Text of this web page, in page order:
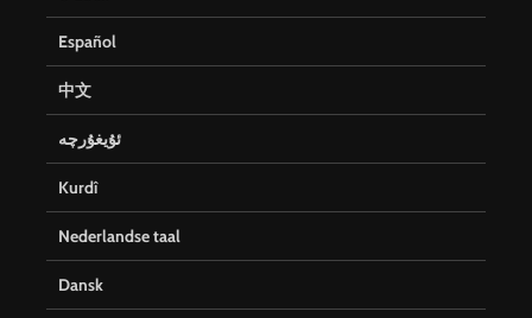
Español
中文
ئۇيغۇرچە
Kurdî
Nederlandse taal
Dansk